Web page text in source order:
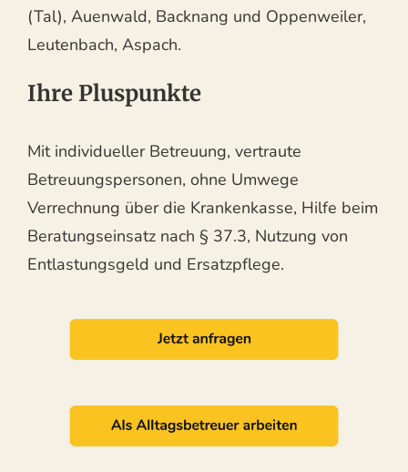
(Tal), Auenwald, Backnang und Oppenweiler,
Leutenbach, Aspach.
Ihre Pluspunkte
Mit individueller Betreuung, vertraute
Betreuungspersonen, ohne Umwege
Verrechnung über die Krankenkasse, Hilfe beim
Beratungseinsatz nach § 37.3, Nutzung von
Entlastungsgeld und Ersatzpflege.